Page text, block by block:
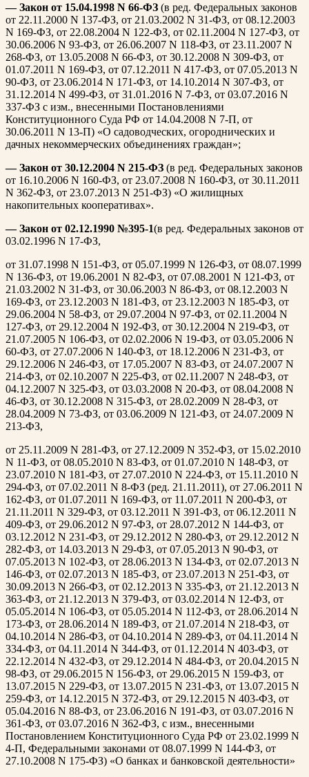
— Закон от 15.04.1998 N 66-ФЗ (в ред. Федеральных законов
от 22.11.2000 N 137-ФЗ, от 21.03.2002 N 31-ФЗ, от 08.12.2003
N 169-ФЗ, от 22.08.2004 N 122-ФЗ, от 02.11.2004 N 127-ФЗ, от
30.06.2006 N 93-ФЗ, от 26.06.2007 N 118-ФЗ, от 23.11.2007 N
268-ФЗ, от 13.05.2008 N 66-ФЗ, от 30.12.2008 N 309-ФЗ, от
01.07.2011 N 169-ФЗ, от 07.12.2011 N 417-ФЗ, от 07.05.2013 N
90-ФЗ, от 23.06.2014 N 171-ФЗ, от 14.10.2014 N 307-ФЗ, от
31.12.2014 N 499-ФЗ, от 31.01.2016 N 7-ФЗ, от 03.07.2016 N
337-ФЗ с изм., внесенными Постановлениями
Конституционного Суда РФ от 14.04.2008 N 7-П, от
30.06.2011 N 13-П) «О садоводческих, огороднических и
дачных некоммерческих объединениях граждан»;
— Закон от 30.12.2004 N 215-ФЗ (в ред. Федеральных законов
от 16.10.2006 N 160-ФЗ, от 23.07.2008 N 160-ФЗ, от 30.11.2011
N 362-ФЗ, от 23.07.2013 N 251-ФЗ) «О жилищных
накопительных кооперативах».
— Закон от 02.12.1990 №395-1(в ред. Федеральных законов от
03.02.1996 N 17-ФЗ,
от 31.07.1998 N 151-ФЗ, от 05.07.1999 N 126-ФЗ, от 08.07.1999
N 136-ФЗ, от 19.06.2001 N 82-ФЗ, от 07.08.2001 N 121-ФЗ, от
21.03.2002 N 31-ФЗ, от 30.06.2003 N 86-ФЗ, от 08.12.2003 N
169-ФЗ, от 23.12.2003 N 181-ФЗ, от 23.12.2003 N 185-ФЗ, от
29.06.2004 N 58-ФЗ, от 29.07.2004 N 97-ФЗ, от 02.11.2004 N
127-ФЗ, от 29.12.2004 N 192-ФЗ, от 30.12.2004 N 219-ФЗ, от
21.07.2005 N 106-ФЗ, от 02.02.2006 N 19-ФЗ, от 03.05.2006 N
60-ФЗ, от 27.07.2006 N 140-ФЗ, от 18.12.2006 N 231-ФЗ, от
29.12.2006 N 246-ФЗ, от 17.05.2007 N 83-ФЗ, от 24.07.2007 N
214-ФЗ, от 02.10.2007 N 225-ФЗ, от 02.11.2007 N 248-ФЗ, от
04.12.2007 N 325-ФЗ, от 03.03.2008 N 20-ФЗ, от 08.04.2008 N
46-ФЗ, от 30.12.2008 N 315-ФЗ, от 28.02.2009 N 28-ФЗ, от
28.04.2009 N 73-ФЗ, от 03.06.2009 N 121-ФЗ, от 24.07.2009 N
213-ФЗ,
от 25.11.2009 N 281-ФЗ, от 27.12.2009 N 352-ФЗ, от 15.02.2010
N 11-ФЗ, от 08.05.2010 N 83-ФЗ, от 01.07.2010 N 148-ФЗ, от
23.07.2010 N 181-ФЗ, от 27.07.2010 N 224-ФЗ, от 15.11.2010 N
294-ФЗ, от 07.02.2011 N 8-ФЗ (ред. 21.11.2011), от 27.06.2011 N
162-ФЗ, от 01.07.2011 N 169-ФЗ, от 11.07.2011 N 200-ФЗ, от
21.11.2011 N 329-ФЗ, от 03.12.2011 N 391-ФЗ, от 06.12.2011 N
409-ФЗ, от 29.06.2012 N 97-ФЗ, от 28.07.2012 N 144-ФЗ, от
03.12.2012 N 231-ФЗ, от 29.12.2012 N 280-ФЗ, от 29.12.2012 N
282-ФЗ, от 14.03.2013 N 29-ФЗ, от 07.05.2013 N 90-ФЗ, от
07.05.2013 N 102-ФЗ, от 28.06.2013 N 134-ФЗ, от 02.07.2013 N
146-ФЗ, от 02.07.2013 N 185-ФЗ, от 23.07.2013 N 251-ФЗ, от
30.09.2013 N 266-ФЗ, от 02.12.2013 N 335-ФЗ, от 21.12.2013 N
363-ФЗ, от 21.12.2013 N 379-ФЗ, от 03.02.2014 N 12-ФЗ, от
05.05.2014 N 106-ФЗ, от 05.05.2014 N 112-ФЗ, от 28.06.2014 N
173-ФЗ, от 28.06.2014 N 189-ФЗ, от 21.07.2014 N 218-ФЗ, от
04.10.2014 N 286-ФЗ, от 04.10.2014 N 289-ФЗ, от 04.11.2014 N
334-ФЗ, от 04.11.2014 N 344-ФЗ, от 01.12.2014 N 403-ФЗ, от
22.12.2014 N 432-ФЗ, от 29.12.2014 N 484-ФЗ, от 20.04.2015 N
98-ФЗ, от 29.06.2015 N 156-ФЗ, от 29.06.2015 N 159-ФЗ, от
13.07.2015 N 229-ФЗ, от 13.07.2015 N 231-ФЗ, от 13.07.2015 N
259-ФЗ, от 14.12.2015 N 372-ФЗ, от 29.12.2015 N 403-ФЗ, от
05.04.2016 N 88-ФЗ, от 23.06.2016 N 191-ФЗ, от 03.07.2016 N
361-ФЗ, от 03.07.2016 N 362-ФЗ, с изм., внесенными
Постановлением Конституционного Суда РФ от 23.02.1999 N
4-П, Федеральными законами от 08.07.1999 N 144-ФЗ, от
27.10.2008 N 175-ФЗ) «О банках и банковской деятельности»